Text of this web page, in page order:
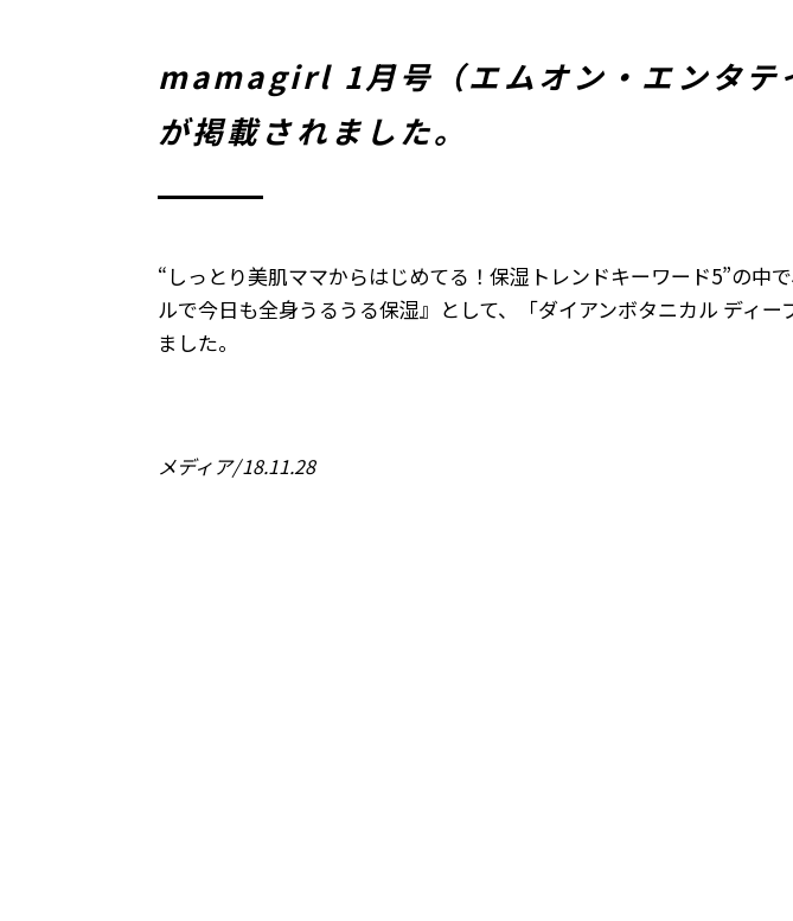
mamagirl 1月号（エムオン・エンタテ
が掲載されました。
“しっとり美肌ママからはじめてる！保湿トレンドキーワード5”の中
ルで今日も全身うるうる保湿』として、「ダイアンボタニカル ディー
ました。
メディア 18.11.28